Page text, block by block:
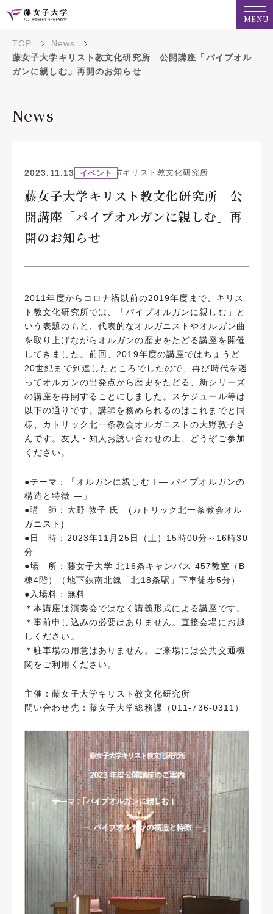
MENU
TOP
News
藤女子大学キリスト教文化研究所 公開講座「パイプオル
ガンに親しむ」再開のお知らせ
News
2023.11.13 イベント #キリスト教文化研究所
藤女子大学キリスト教文化研究所 公
開講座「パイプオルガンに親しむ」再
開のお知らせ
2011年度からコロナ禍以前の2019年度まで、キリス
ト教文化研究所では、「パイプオルガンに親しむ」と
いう表題のもと、代表的なオルガニストやオルガン曲
を取り上げながらオルガンの歴史をたどる講座を開催
してきました。前回、2019年度の講座ではちょうど
20世紀まで到達したところでしたので、再び時代を遡
ってオルガンの出発点から歴史をたどる、新シリーズ
の講座を再開することにしました。スケジュール等は
以下の通りです。講師を務められるのはこれまでと同
様、カトリック北一条教会オルガニストの大野敦子さ
んです。友人・知人お誘い合わせの上、どうぞご参加
ください。
●テーマ：「オルガンに親しむⅠ― パイプオルガンの
構造と特徴 ―」
●講 師：大野 敦子 氏 (カトリック北一条教会オル
ガニスト)
●日 時：2023年11月25日（土）15時00分～16時30
分
●場 所：藤女子大学 北16条キャンパス 457教室（B
棟4階）（地下鉄南北線「北18条駅」下車徒歩5分）
●入場料：無料
＊本講座は演奏会ではなく講義形式による講座です。
＊事前申し込みの必要はありません。直接会場にお越
しください。
＊駐車場の用意はありません。ご来場には公共交通機
関をご利用ください。
主催：藤女子大学キリスト教文化研究所
問い合わせ先：藤女子大学総務課（011-736-0311）